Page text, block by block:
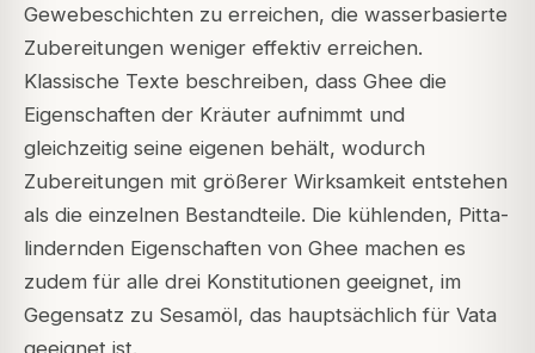
Gewebeschichten zu erreichen, die wasserbasierte
Zubereitungen weniger effektiv erreichen.
Klassische Texte beschreiben, dass Ghee die
Eigenschaften der Kräuter aufnimmt und
gleichzeitig seine eigenen behält, wodurch
Zubereitungen mit größerer Wirksamkeit entstehen
als die einzelnen Bestandteile. Die kühlenden, Pitta-
lindernden Eigenschaften von Ghee machen es
zudem für alle drei Konstitutionen geeignet, im
Gegensatz zu Sesamöl, das hauptsächlich für Vata
geeignet ist.